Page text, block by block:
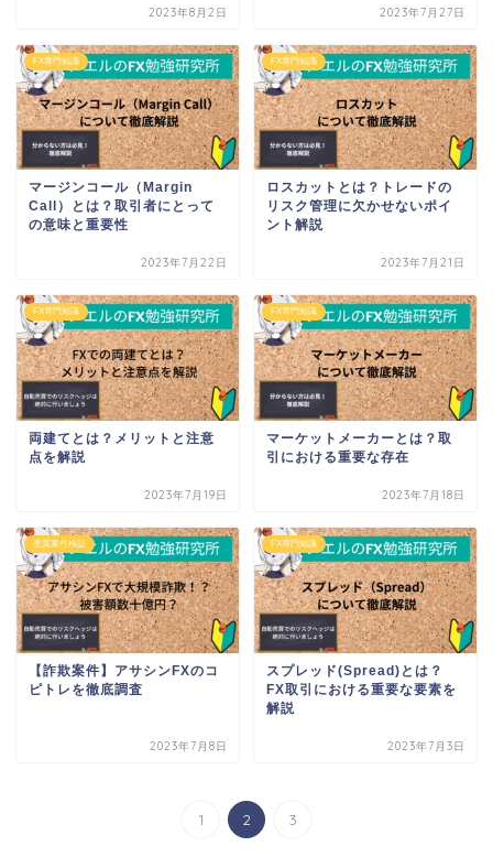
2023年8月2日 2023年7月27日
FX専門知識
マージンコール（Margin
Call）とは？取引者にとって
の意味と重要性
2023年7月22日
FX専門知識
ロスカットとは？トレードの
リスク管理に欠かせないポイ
ント解説
2023年7月21日
FX専門知識
両建てとは？メリットと注意
点を解説
2023年7月19日
FX専門知識
マーケットメーカーとは？取
引における重要な存在
2023年7月18日
悪質案件検証
【詐欺案件】アサシンFXのコ
ピトレを徹底調査
2023年7月8日
FX専門知識
スプレッド(Spread)とは？
FX取引における重要な要素を
解説
2023年7月3日
1 2 3